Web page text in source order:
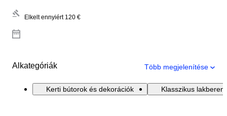
Elkelt ennyiért 120 €
Alkategóriák Több megjelenítése
Kerti bútorok és dekorációk Klasszikus